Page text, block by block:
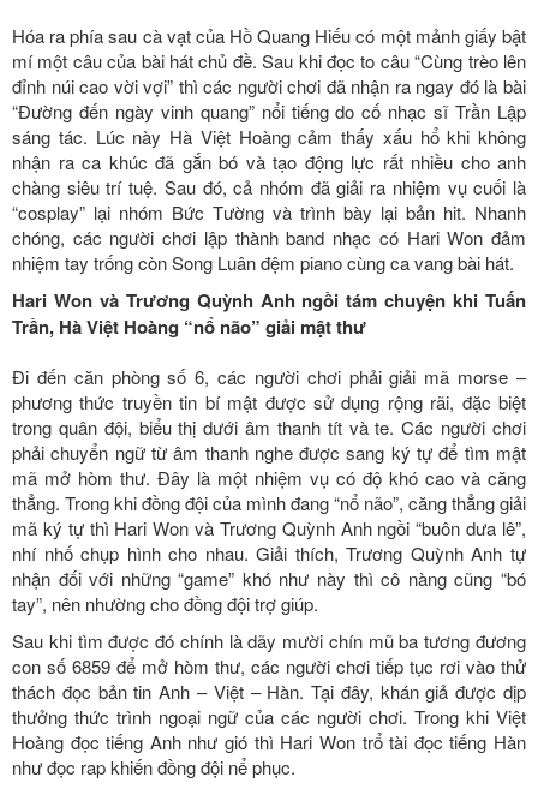
Hóa ra phía sau cà vạt của Hồ Quang Hiếu có một mảnh giấy bật
mí một câu của bài hát chủ đề. Sau khi đọc to câu “Cùng trèo lên
đỉnh núi cao vời vợi” thì các người chơi đã nhận ra ngay đó là bài
“Đường đến ngày vinh quang” nổi tiếng do cố nhạc sĩ Trần Lập
sáng tác. Lúc này Hà Việt Hoàng cảm thấy xấu hổ khi không
nhận ra ca khúc đã gắn bó và tạo động lực rất nhiều cho anh
chàng siêu trí tuệ. Sau đó, cả nhóm đã giải ra nhiệm vụ cuối là
“cosplay” lại nhóm Bức Tường và trình bày lại bản hit. Nhanh
chóng, các người chơi lập thành band nhạc có Hari Won đảm
nhiệm tay trống còn Song Luân đệm piano cùng ca vang bài hát.
Hari Won và Trương Quỳnh Anh ngồi tám chuyện khi Tuấn
Trần, Hà Việt Hoàng “nổ não” giải mật thư
Đi đến căn phòng số 6, các người chơi phải giải mã morse –
phương thức truyền tin bí mật được sử dụng rộng rãi, đặc biệt
trong quân đội, biểu thị dưới âm thanh tít và te. Các người chơi
phải chuyển ngữ từ âm thanh nghe được sang ký tự để tìm mật
mã mở hòm thư. Đây là một nhiệm vụ có độ khó cao và căng
thẳng. Trong khi đồng đội của mình đang “nổ não”, căng thẳng giải
mã ký tự thì Hari Won và Trương Quỳnh Anh ngồi “buôn dưa lê”,
nhí nhố chụp hình cho nhau. Giải thích, Trương Quỳnh Anh tự
nhận đối với những “game” khó như này thì cô nàng cũng “bó
tay”, nên nhường cho đồng đội trợ giúp.
Sau khi tìm được đó chính là dãy mười chín mũ ba tương đương
con số 6859 để mở hòm thư, các người chơi tiếp tục rơi vào thử
thách đọc bản tin Anh – Việt – Hàn. Tại đây, khán giả được dịp
thưởng thức trình ngoại ngữ của các người chơi. Trong khi Việt
Hoàng đọc tiếng Anh như gió thì Hari Won trổ tài đọc tiếng Hàn
như đọc rap khiến đồng đội nể phục.